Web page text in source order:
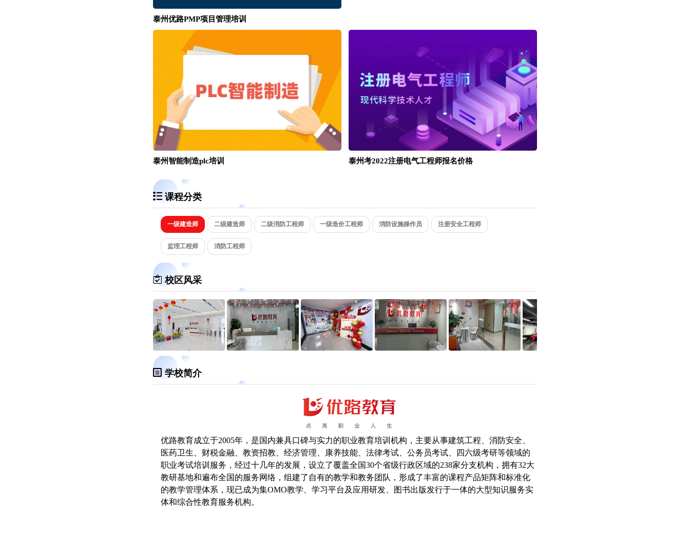
泰州优路PMP项目管理培训
泰州智能制造plc培训 泰州考2022注册电气工程师报名价格
课程分类
一级建造师 二级建造师 二级消防工程师 一级造价工程师 消防设施操作员 注册安全工程师
监理工程师 消防工程师
校区风采
学校简介
优路教育成立于2005年，是国内兼具口碑与实力的职业教育培训机构，主要从事建筑工程、消防安全、
医药卫生、财税金融、教资招教、经济管理、康养技能、法律考试、公务员考试、四六级考研等领域的
职业考试培训服务，经过十几年的发展，设立了覆盖全国30个省级行政区域的238家分支机构，拥有32大
教研基地和遍布全国的服务网络，组建了自有的教学和教务团队，形成了丰富的课程产品矩阵和标准化
的教学管理体系，现已成为集OMO教学、学习平台及应用研发、图书出版发行于一体的大型知识服务实
体和综合性教育服务机构。